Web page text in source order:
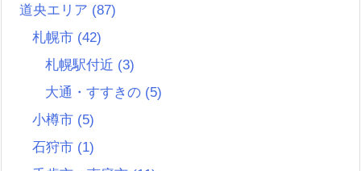
道央エリア (87)
札幌市 (42)
札幌駅付近 (3)
大通・すすきの (5)
小樽市 (5)
石狩市 (1)